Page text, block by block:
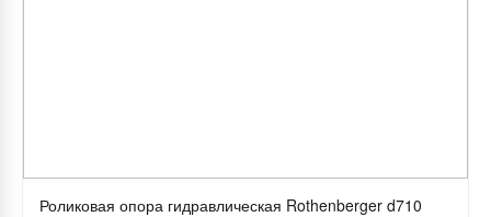
Роликовая опора гидравлическая Rothenberger d710